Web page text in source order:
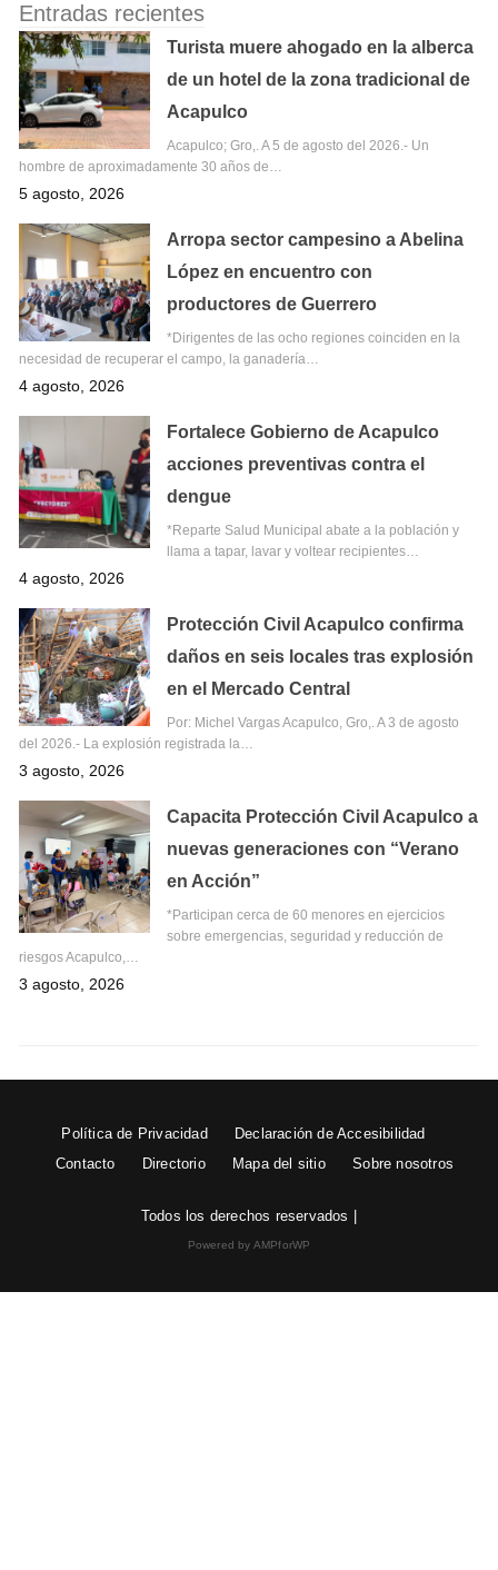
Entradas recientes
Turista muere ahogado en la alberca
de un hotel de la zona tradicional de
Acapulco
Acapulco; Gro,. A 5 de agosto del 2026.- Un
hombre de aproximadamente 30 años de…
5 agosto, 2026
Arropa sector campesino a Abelina
López en encuentro con
productores de Guerrero
*Dirigentes de las ocho regiones coinciden en la
necesidad de recuperar el campo, la ganadería…
4 agosto, 2026
Fortalece Gobierno de Acapulco
acciones preventivas contra el
dengue
*Reparte Salud Municipal abate a la población y
llama a tapar, lavar y voltear recipientes…
4 agosto, 2026
Protección Civil Acapulco confirma
daños en seis locales tras explosión
en el Mercado Central
Por: Michel Vargas Acapulco, Gro,. A 3 de agosto
del 2026.- La explosión registrada la…
3 agosto, 2026
Capacita Protección Civil Acapulco a
nuevas generaciones con “Verano
en Acción”
*Participan cerca de 60 menores en ejercicios
sobre emergencias, seguridad y reducción de
riesgos Acapulco,…
3 agosto, 2026
Política de Privacidad
Declaración de Accesibilidad
Contacto
Directorio Mapa del sitio Sobre nosotros
Todos los derechos reservados |
Powered by AMPforWP